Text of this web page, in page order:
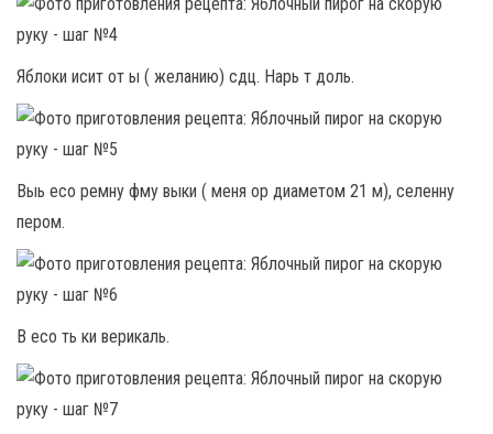
Яблоки исит от ы ( желанию) сдц. Нарь т доль.
Выь есо ремну фму выки ( меня ор диаметом 21 м), селенну
пером.
В есо ть ки верикаль.